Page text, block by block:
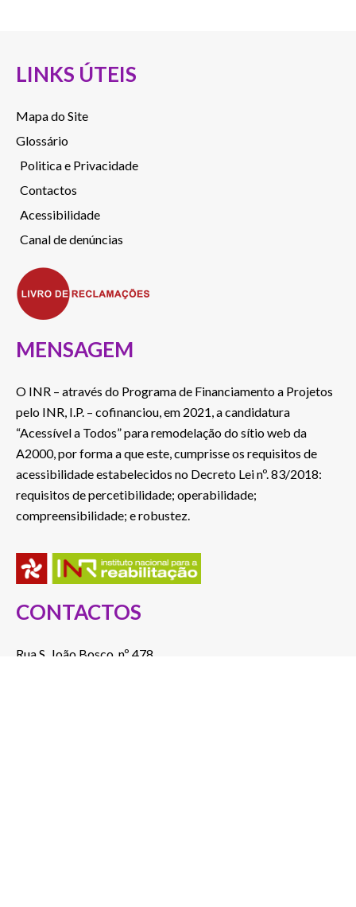
LINKS ÚTEIS
Mapa do Site
Glossário
Politica e Privacidade
Contactos
Acessibilidade
Canal de denúncias
MENSAGEM
O INR – através do Programa de Financiamento a Projetos
pelo INR, I.P. – cofinanciou, em 2021, a candidatura
“Acessível a Todos” para remodelação do sítio web da
A2000, por forma a que este, cumprisse os requisitos de
acessibilidade estabelecidos no Decreto Lei nº. 83/2018:
requisitos de percetibilidade; operabilidade;
compreensibilidade; e robustez.
CONTACTOS
Rua S. João Bosco, nº 478